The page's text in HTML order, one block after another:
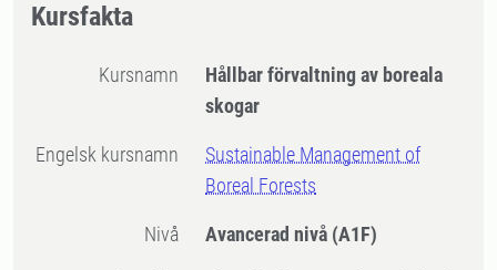
Kursfakta
Kursnamn
Hållbar förvaltning av boreala
skogar
Engelsk kursnamn
Sustainable Management of
Boreal Forests
Nivå Avancerad nivå (A1F)